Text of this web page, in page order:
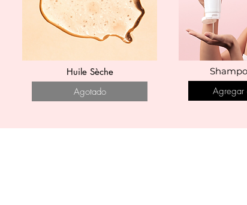
Huile Sèche
Agotado Agregar